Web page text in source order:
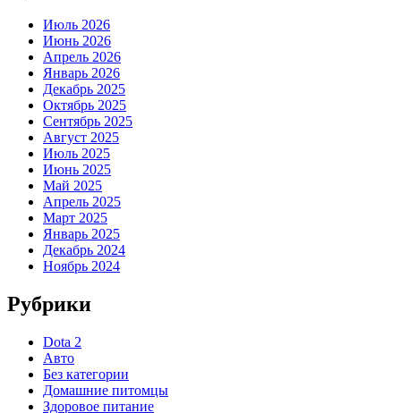
Июль 2026
Июнь 2026
Апрель 2026
Январь 2026
Декабрь 2025
Октябрь 2025
Сентябрь 2025
Август 2025
Июль 2025
Июнь 2025
Май 2025
Апрель 2025
Март 2025
Январь 2025
Декабрь 2024
Ноябрь 2024
Рубрики
Dota 2
Авто
Без категории
Домашние питомцы
Здоровое питание